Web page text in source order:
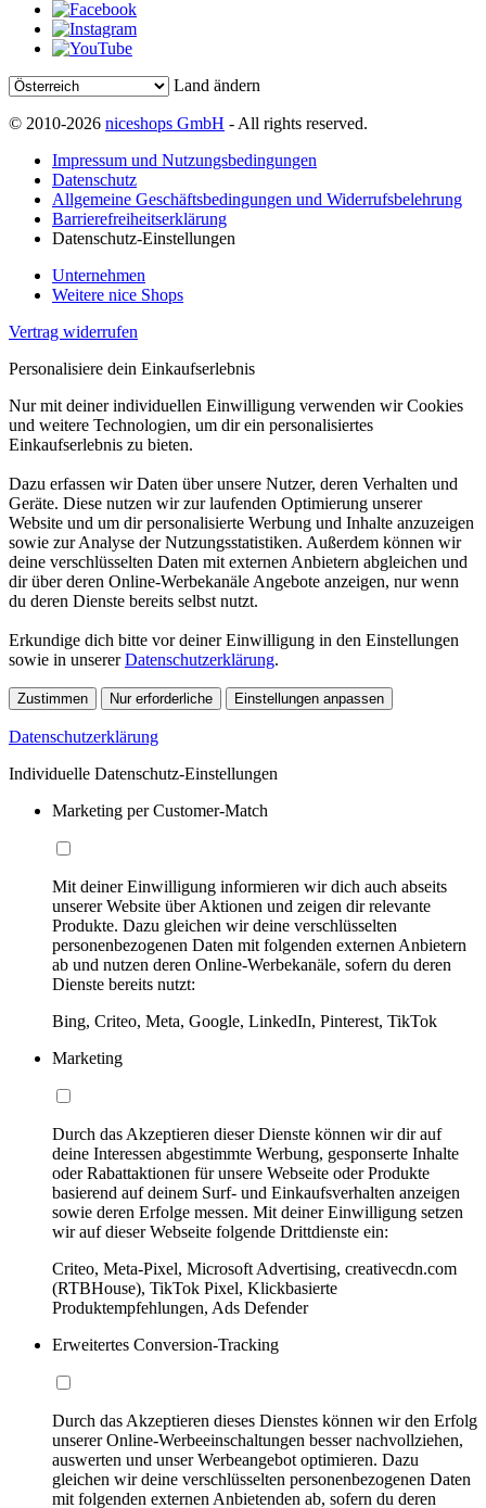
Land ändern
© 2010-2026 niceshops GmbH - All rights reserved.
Impressum und Nutzungsbedingungen
Datenschutz
Allgemeine Geschäftsbedingungen und Widerrufsbelehrung
Barrierefreiheitserklärung
Datenschutz-Einstellungen
Unternehmen
Weitere nice Shops
Vertrag widerrufen
Personalisiere dein Einkaufserlebnis
Nur mit deiner individuellen Einwilligung verwenden wir Cookies
und weitere Technologien, um dir ein personalisiertes
Einkaufserlebnis zu bieten.
Dazu erfassen wir Daten über unsere Nutzer, deren Verhalten und
Geräte. Diese nutzen wir zur laufenden Optimierung unserer
Website und um dir personalisierte Werbung und Inhalte anzuzeigen
sowie zur Analyse der Nutzungsstatistiken. Außerdem können wir
deine verschlüsselten Daten mit externen Anbietern abgleichen und
dir über deren Online-Werbekanäle Angebote anzeigen, nur wenn
du deren Dienste bereits selbst nutzt.
Erkundige dich bitte vor deiner Einwilligung in den Einstellungen
sowie in unsererDatenschutzerklärung.
Zustimmen Nur erforderliche Einstellungen anpassen
Datenschutzerklärung
Individuelle Datenschutz-Einstellungen
Marketing per Customer-Match
Mit deiner Einwilligung informieren wir dich auch abseits
unserer Website über Aktionen und zeigen dir relevante
Produkte. Dazu gleichen wir deine verschlüsselten
personenbezogenen Daten mit folgenden externen Anbietern
ab und nutzen deren Online-Werbekanäle, sofern du deren
Dienste bereits nutzt:
Bing, Criteo, Meta, Google, LinkedIn, Pinterest, TikTok
Marketing
Durch das Akzeptieren dieser Dienste können wir dir auf
deine Interessen abgestimmte Werbung, gesponserte Inhalte
oder Rabattaktionen für unsere Webseite oder Produkte
basierend auf deinem Surf- und Einkaufsverhalten anzeigen
sowie deren Erfolge messen. Mit deiner Einwilligung setzen
wir auf dieser Webseite folgende Drittdienste ein:
Criteo, Meta-Pixel, Microsoft Advertising, creativecdn.com
(RTBHouse), TikTok Pixel, Klickbasierte
Produktempfehlungen, Ads Defender
Erweitertes Conversion-Tracking
Durch das Akzeptieren dieses Dienstes können wir den Erfolg
unserer Online-Werbeeinschaltungen besser nachvollziehen,
auswerten und unser Werbeangebot optimieren. Dazu
gleichen wir deine verschlüsselten personenbezogenen Daten
mit folgenden externen Anbietenden ab, sofern du deren